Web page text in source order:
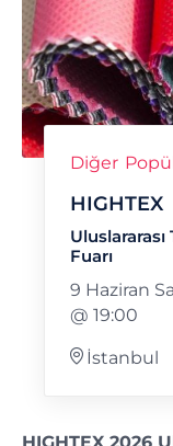
Diğer
HIGHTEX
Fuarı
9 Haziran
@ 19:00
İstanbul